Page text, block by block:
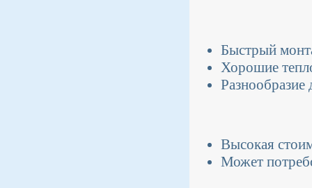
Быстрый
Хорошие
Разнообразие
Высокая
Может